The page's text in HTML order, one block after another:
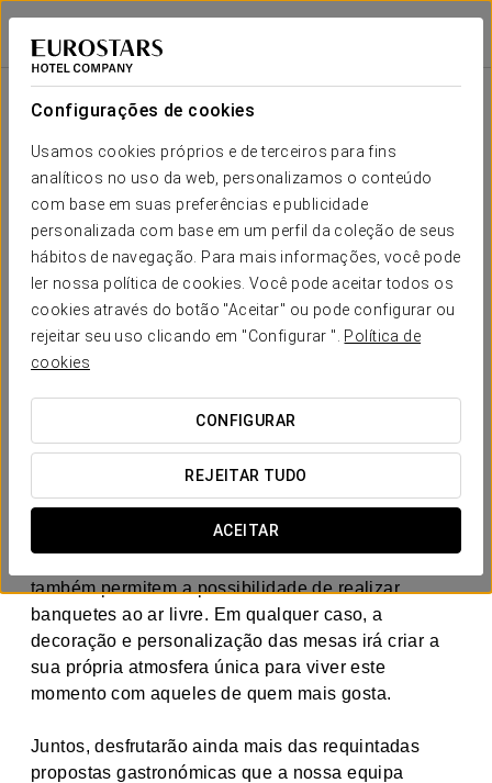
Configurações de cookies
Usamos cookies próprios e de terceiros para fins
analíticos no uso da web, personalizamos o conteúdo
com base em suas preferências e publicidade
personalizada com base em um perfil da coleção de seus
hábitos de navegação. Para mais informações, você pode
ler nossa política de cookies. Você pode aceitar todos os
cookies através do botão "Aceitar" ou pode configurar ou
rejeitar seu uso clicando em "Configurar ". Política de
cookies
CONFIGURAR
REJEITAR TUDO
ACEITAR
Exe Las Adelfas
CÓRDOVA
O teu casamento em
O Exe Las Adelfas, localizado a um passo da
cidade de Córdova, oferece um espaço longe da
azáfama da cidade que garante a tranquilidade de
que necessita no dia do seu casamento para o
desfrutar ao máximo. Deixem que a nossa equipa
de organizadores de casamentos vos aconselhe
Os elegantes quartos interiores podem acomodar
até 300 hóspedes. As grandes janelas oferecem
vistas magníficas dos jardins e deixam entrar luz
natural, iluminando as salas e criando uma
também permitem a possibilidade de realizar
banquetes ao ar livre. Em qualquer caso, a
decoração e personalização das mesas irá criar a
sua própria atmosfera única para viver este
momento com aqueles de quem mais gosta.
Juntos, desfrutarão ainda mais das requintadas
propostas gastronómicas que a nossa equipa